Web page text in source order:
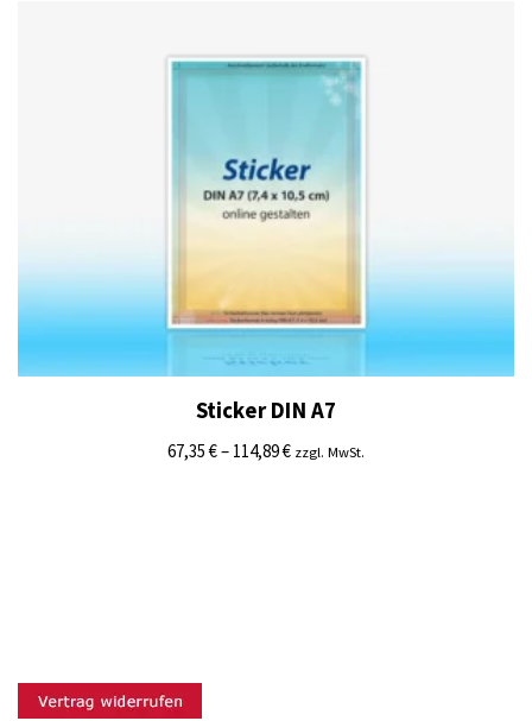
Sticker DIN A7
67,35€– 114,89€ zzgl. MwSt.